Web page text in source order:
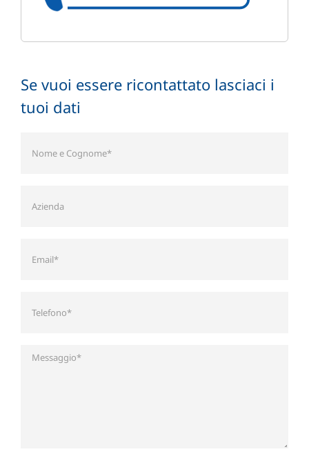
Se vuoi essere ricontattato lasciaci i
tuoi dati